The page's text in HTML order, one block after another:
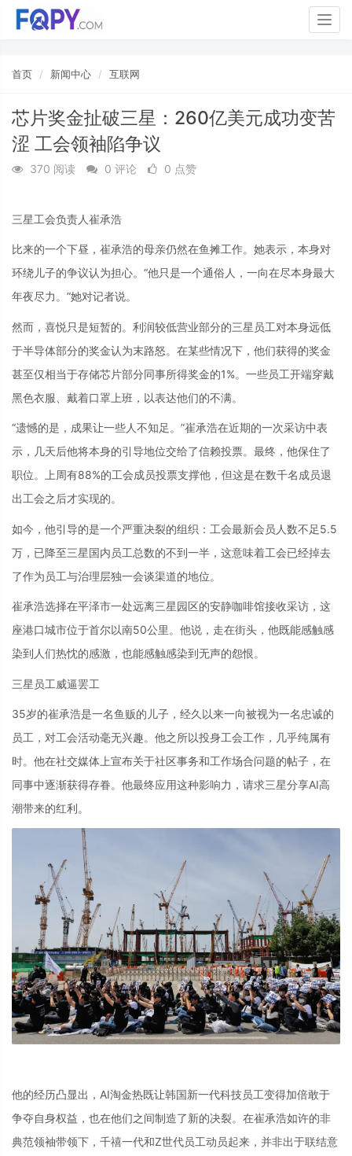
首页 新闻中心 互联网
芯片奖金扯破三星：260亿美元成功变苦
涩 工会领袖陷争议
370 阅读 0 评论 0 点赞
三星工会负责人崔承浩
比来的一个下昼，崔承浩的母亲仍然在鱼摊工作。她表示，本身对
环绕儿子的争议认为担心。“他只是一个通俗人，一向在尽本身最大
年夜尽力。”她对记者说。
然而，喜悦只是短暂的。利润较低营业部分的三星员工对本身远低
于半导体部分的奖金认为末路怒。在某些情况下，他们获得的奖金
甚至仅相当于存储芯片部分同事所得奖金的1%。一些员工开端穿戴
黑色衣服、戴着口罩上班，以表达他们的不满。
“遗憾的是，成果让一些人不知足。”崔承浩在近期的一次采访中表
示，几天后他将本身的引导地位交给了信赖投票。最终，他保住了
职位。上周有88%的工会成员投票支撑他，但这是在数千名成员退
出工会之后才实现的。
如今，他引导的是一个严重决裂的组织：工会最新会员人数不足5.5
万，已降至三星国内员工总数的不到一半，这意味着工会已经掉去
了作为员工与治理层独一会谈渠道的地位。
崔承浩选择在平泽市一处远离三星园区的安静咖啡馆接收采访，这
座港口城市位于首尔以南50公里。他说，走在街头，他既能感触感
染到人们热忱的感激，也能感触感染到无声的怨恨。
三星员工威逼罢工
35岁的崔承浩是一名鱼贩的儿子，经久以来一向被视为一名忠诚的
员工，对工会活动毫无兴趣。他之所以投身工会工作，几乎纯属有
时。他在社交媒体上宣布关于社区事务和工作场合问题的帖子，在
同事中逐渐获得存眷。他最终应用这种影响力，请求三星分享AI高
潮带来的红利。
他的经历凸显出，AI淘金热既让韩国新一代科技员工变得加倍敢于
争夺自身权益，也在他们之间制造了新的决裂。在崔承浩如许的非
典范领袖带领下，千禧一代和Z世代员工动员起来，并非出于联结意